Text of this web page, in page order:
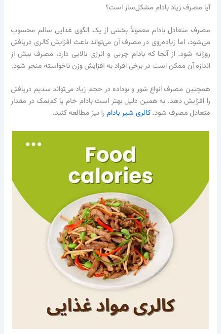
آیا مصرف زیاد بادام مشکل‌ساز است؟
مصرف متعادل بادام معمولاً بخشی از یک الگوی غذایی سالم محسوب
می‌شود، اما زیاده‌روی در مصرف آن می‌تواند باعث افزایش کالری دریافتی
روزانه شود. از آنجا که بادام چربی و انرژی بالایی دارد، مصرف بیش از
اندازه آن ممکن است در برخی افراد به افزایش وزن ناخواسته منجر شود.
همچنین مصرف انواع شور و بوداده در حجم زیاد می‌تواند سدیم دریافتی
را افزایش دهد. به همین دلیل بهتر است بادام خام یا کم‌نمک در مقدار
متعادل مصرف شود.کالری شیر بادامرا نیز مطالعه کنید.